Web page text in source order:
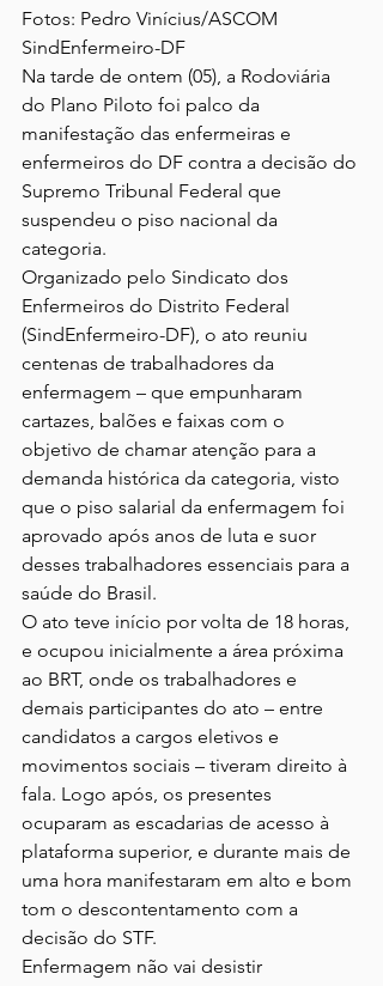
Fotos: Pedro Vinícius/ASCOM
SindEnfermeiro-DF
Na tarde de ontem (05), a Rodoviária
do Plano Piloto foi palco da
manifestação das enfermeiras e
enfermeiros do DF contra a decisão do
Supremo Tribunal Federal que
suspendeu o piso nacional da
categoria.
Organizado pelo Sindicato dos
Enfermeiros do Distrito Federal
(SindEnfermeiro-DF), o ato reuniu
centenas de trabalhadores da
enfermagem – que empunharam
cartazes, balões e faixas com o
objetivo de chamar atenção para a
demanda histórica da categoria, visto
que o piso salarial da enfermagem foi
aprovado após anos de luta e suor
desses trabalhadores essenciais para a
saúde do Brasil.
O ato teve início por volta de 18 horas,
e ocupou inicialmente a área próxima
ao BRT, onde os trabalhadores e
demais participantes do ato – entre
candidatos a cargos eletivos e
movimentos sociais – tiveram direito à
fala. Logo após, os presentes
ocuparam as escadarias de acesso à
plataforma superior, e durante mais de
uma hora manifestaram em alto e bom
tom o descontentamento com a
decisão do STF.
Enfermagem não vai desistir